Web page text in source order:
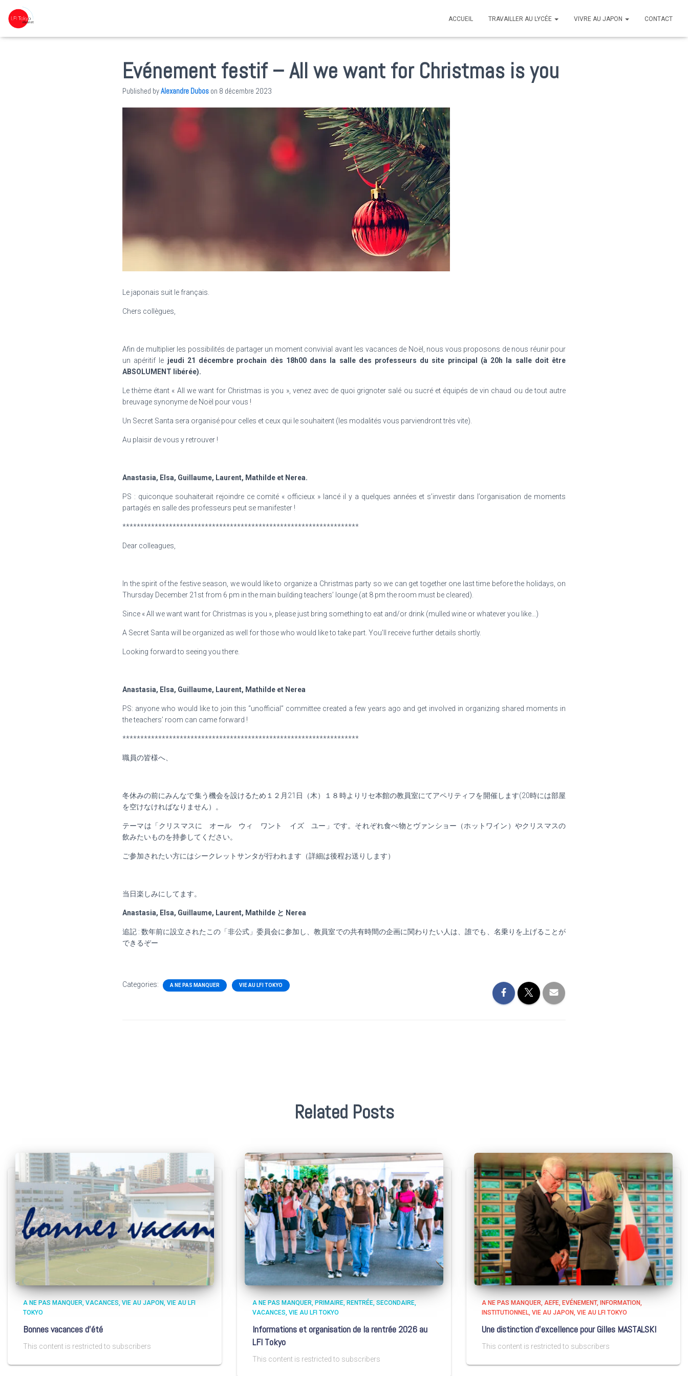
ACCUEIL TRAVAILLER AU LYCÉE VIVRE AU JAPON CONTACT
Evénement festif – All we want for Christmas is you
Published byAlexandre Dubos on 8 décembre 2023
Le japonais suit le français.
Chers collègues,
Afin de multiplier les possibilités de partager un moment convivial avant les vacances de Noël, nous vous proposons de nous réunir pour
un apéritif le jeudi 21 décembre prochain dès 18h00 dans la salle des professeurs du site principal (à 20h la salle doit être
ABSOLUMENT libérée).
Le thème étant « All we want for Christmas is you », venez avec de quoi grignoter salé ou sucré et équipés de vin chaud ou de tout autre
breuvage synonyme de Noël pour vous !
Un Secret Santa sera organisé pour celles et ceux qui le souhaitent (les modalités vous parviendront très vite).
Au plaisir de vous y retrouver !
Anastasia, Elsa, Guillaume, Laurent, Mathilde et Nerea.
PS : quiconque souhaiterait rejoindre ce comité « officieux » lancé il y a quelques années et s’investir dans l’organisation de moments
partagés en salle des professeurs peut se manifester !
******************************************************************
Dear colleagues,
In the spirit of the festive season, we would like to organize a Christmas party so we can get together one last time before the holidays, on
Thursday December 21st from 6 pm in the main building teachers’ lounge (at 8 pm the room must be cleared).
Since « All we want want for Christmas is you », please just bring something to eat and/or drink (mulled wine or whatever you like…)
A Secret Santa will be organized as well for those who would like to take part. You’ll receive further details shortly.
Looking forward to seeing you there.
Anastasia, Elsa, Guillaume, Laurent, Mathilde et Nerea
PS: anyone who would like to join this “unofficial” committee created a few years ago and get involved in organizing shared moments in
the teachers’ room can came forward !
******************************************************************
職員の皆様へ、
冬休みの前にみんなで集う機会を設けるため１２月 21 日（木）１８時よりリセ本館の教員室にてアペリティフを開催します(20時には部屋
を空けなければなりません）。
テーマは「クリスマスに オール ウィ ワント イズ ユー」です。それぞれ食べ物とヴァンショー（ホットワイン）やクリスマスの
飲みたいものを持参してください。
ご参加されたい方にはシークレットサンタが行われます（詳細は後程お送りします）
当日楽しみにしてます。
Anastasia, Elsa, Guillaume, Laurent, Mathilde と Nerea
追記 :数年前に設立されたこの「非公式」委員会に参加し、教員室での共有時間の企画に関わりたい人は、誰でも、名乗りを上げることが
できるぞー
Categories: A NE PAS MANQUER VIE AU LFI TOKYO
Related Posts
A NE PAS MANQUER VACANCES VIE AU JAPON VIE AU LFI
TOKYO
Bonnes vacances d’été
This content is restricted to subscribers
A NE PAS MANQUER PRIMAIRE RENTRÉE SECONDAIRE
VACANCES VIE AU LFI TOKYO
Informations et organisation de la rentrée 2026 au
LFI Tokyo
This content is restricted to subscribers
A NE PAS MANQUER AEFE EVÉNEMENT INFORMATION
INSTITUTIONNEL VIE AU JAPON VIE AU LFI TOKYO
Une distinction d’excellence pour Gilles MASTALSKI
This content is restricted to subscribers